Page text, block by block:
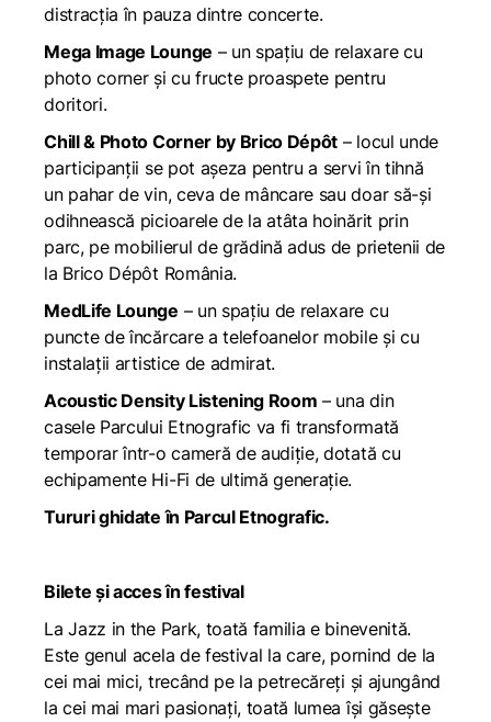
distracția în pauza dintre concerte.
Mega Image Lounge – un spațiu de relaxare cu
photo corner și cu fructe proaspete pentru
doritori.
Chill & Photo Corner by Brico Dépôt – locul unde
participanții se pot așeza pentru a servi în tihnă
un pahar de vin, ceva de mâncare sau doar să-și
odihnească picioarele de la atâta hoinărit prin
parc, pe mobilierul de grădină adus de prietenii de
la Brico Dépôt România.
MedLife Lounge – un spațiu de relaxare cu
puncte de încărcare a telefoanelor mobile și cu
instalații artistice de admirat.
Acoustic Density Listening Room – una din
casele Parcului Etnografic va fi transformată
temporar într-o cameră de audiție, dotată cu
echipamente Hi-Fi de ultimă generație.
Tururi ghidate în Parcul Etnografic.
Bilete și acces în festival
La Jazz in the Park, toată familia e binevenită.
Este genul acela de festival la care, pornind de la
cei mai mici, trecând pe la petrecăreți și ajungând
la cei mai mari pasionați, toată lumea își găsește